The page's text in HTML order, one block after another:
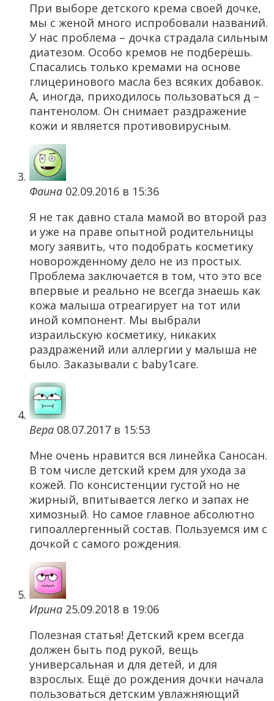
При выборе детского крема своей дочке,
мы с женой много испробовали названий.
У нас проблема – дочка страдала сильным
диатезом. Особо кремов не подберёшь.
Спасались только кремами на основе
глицеринового масла без всяких добавок.
А, иногда, приходилось пользоваться д –
пантенолом. Он снимает раздражение
кожи и является противовирусным.
Фаина 02.09.2016 в 15:36
Я не так давно стала мамой во второй раз
и уже на праве опытной родительницы
могу заявить, что подобрать косметику
новорожденному дело не из простых.
Проблема заключается в том, что это все
впервые и реально не всегда знаешь как
кожа малыша отреагирует на тот или
иной компонент. Мы выбрали
израильскую косметику, никаких
раздражений или аллергии у малыша не
было. Заказывали с baby1care.
Вера 08.07.2017 в 15:53
Мне очень нравится вся линейка Саносан.
В том числе детский крем для ухода за
кожей. По консистенции густой но не
жирный, впитывается легко и запах не
химозный. Но самое главное абсолютно
гипоаллергенный состав. Пользуемся им с
дочкой с самого рождения.
Ирина 25.09.2018 в 19:06
Полезная статья! Детский крем всегда
должен быть под рукой, вещь
универсальная и для детей, и для
взрослых. Ещё до рождения дочки начала
пользоваться детским увлажняющий